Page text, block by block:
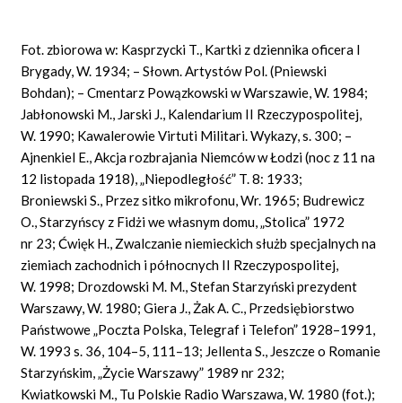
Fot. zbiorowa w: Kasprzycki T., Kartki z dziennika oficera I
Brygady, W. 1934; – Słown. Artystów Pol. (Pniewski
Bohdan); – Cmentarz Powązkowski w Warszawie, W. 1984;
Jabłonowski M., Jarski J., Kalendarium II Rzeczypospolitej,
W. 1990; Kawalerowie Virtuti Militari. Wykazy, s. 300; –
Ajnenkiel E., Akcja rozbrajania Niemców w Łodzi (noc z 11 na
12 listopada 1918), „Niepodległość” T. 8: 1933;
Broniewski S., Przez sitko mikrofonu, Wr. 1965; Budrewicz
O., Starzyńscy z Fidżi we własnym domu, „Stolica” 1972
nr 23; Ćwięk H., Zwalczanie niemieckich służb specjalnych na
ziemiach zachodnich i północnych II Rzeczypospolitej,
W. 1998; Drozdowski M. M., Stefan Starzyński prezydent
Warszawy, W. 1980; Giera J., Żak A. C., Przedsiębiorstwo
Państwowe „Poczta Polska, Telegraf i Telefon” 1928–1991,
W. 1993 s. 36, 104–5, 111–13; Jellenta S., Jeszcze o Romanie
Starzyńskim, „Życie Warszawy” 1989 nr 232;
Kwiatkowski M., Tu Polskie Radio Warszawa, W. 1980 (fot.);